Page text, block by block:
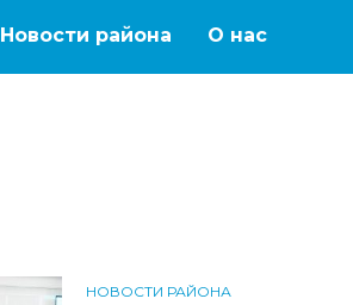
Новости района О нас
НОВОСТИ РАЙОНА